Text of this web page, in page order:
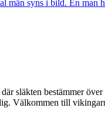
släkten bestämmer
Välkommen till